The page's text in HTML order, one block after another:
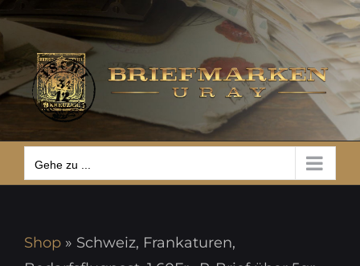
Zum
Inhalt
springen
Gehe zu ...
Gehe zu ...
Shop » Schweiz, Frankaturen,